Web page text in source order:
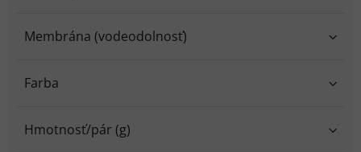
Membrána (vodeodolnosť)
Farba
Hmotnosť/pár (g)